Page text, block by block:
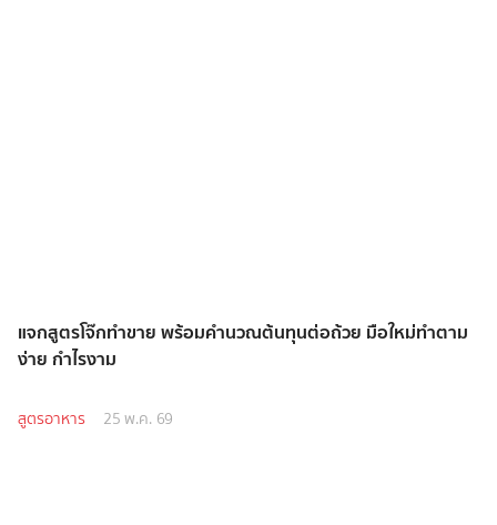
แจกสูตรโจ๊กทำขาย พร้อมคำนวณต้นทุนต่อถ้วย มือใหม่ทำตาม
ง่าย กำไรงาม
สูตรอาหาร 25 พ.ค. 69